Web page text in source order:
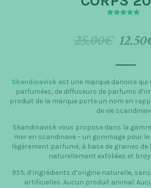
rating
25.00€ 12.50
Skandinavisk est une marque danoise qui
parfumées, de diffuseurs de parfums
produit de la marque porte un nom en
de vie
Skandinavisk vous propose dans la
mer en scandinave – un gommage pour
légèrement parfumé, à base de graines de
naturellement exfoliées et
95% d’ingrédients d’origine naturelle,
artificielles. Aucun produit animal.